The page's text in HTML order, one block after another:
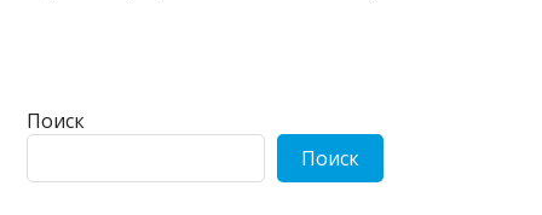
Поиск
Поиск